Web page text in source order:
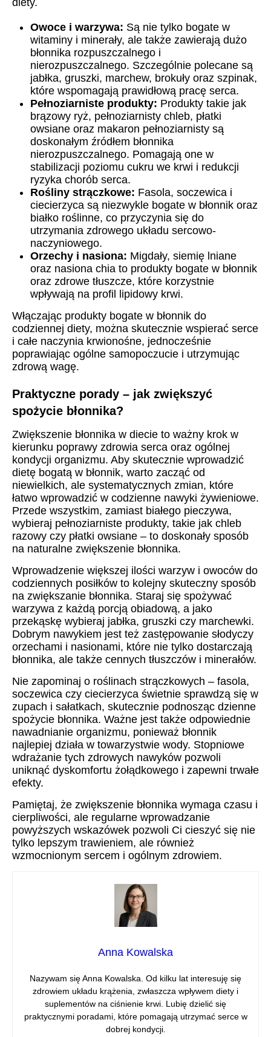
diety.
Owoce i warzywa: Są nie tylko bogate w
witaminy i minerały, ale także zawierają dużo
błonnika rozpuszczalnego i
nierozpuszczalnego. Szczególnie polecane są
jabłka, gruszki, marchew, brokuły oraz szpinak,
które wspomagają prawidłową pracę serca.
Pełnoziarniste produkty: Produkty takie jak
brązowy ryż, pełnoziarnisty chleb, płatki
owsiane oraz makaron pełnoziarnisty są
doskonałym źródłem błonnika
nierozpuszczalnego. Pomagają one w
stabilizacji poziomu cukru we krwi i redukcji
ryzyka chorób serca.
Rośliny strączkowe: Fasola, soczewica i
ciecierzyca są niezwykle bogate w błonnik oraz
białko roślinne, co przyczynia się do
utrzymania zdrowego układu sercowo-
naczyniowego.
Orzechy i nasiona: Migdały, siemię lniane
oraz nasiona chia to produkty bogate w błonnik
oraz zdrowe tłuszcze, które korzystnie
wpływają na profil lipidowy krwi.
Włączając produkty bogate w błonnik do
codziennej diety, można skutecznie wspierać serce
i całe naczynia krwionośne, jednocześnie
poprawiając ogólne samopoczucie i utrzymując
zdrową wagę.
Praktyczne porady – jak zwiększyć
spożycie błonnika?
Zwiększenie błonnika w diecie to ważny krok w
kierunku poprawy zdrowia serca oraz ogólnej
kondycji organizmu. Aby skutecznie wprowadzić
dietę bogatą w błonnik, warto zacząć od
niewielkich, ale systematycznych zmian, które
łatwo wprowadzić w codzienne nawyki żywieniowe.
Przede wszystkim, zamiast białego pieczywa,
wybieraj pełnoziarniste produkty, takie jak chleb
razowy czy płatki owsiane – to doskonały sposób
na naturalne zwiększenie błonnika.
Wprowadzenie większej ilości warzyw i owoców do
codziennych posiłków to kolejny skuteczny sposób
na zwiększanie błonnika. Staraj się spożywać
warzywa z każdą porcją obiadową, a jako
przekąskę wybieraj jabłka, gruszki czy marchewki.
Dobrym nawykiem jest też zastępowanie słodyczy
orzechami i nasionami, które nie tylko dostarczają
błonnika, ale także cennych tłuszczów i minerałów.
Nie zapominaj o roślinach strączkowych – fasola,
soczewica czy ciecierzyca świetnie sprawdzą się w
zupach i sałatkach, skutecznie podnosząc dzienne
spożycie błonnika. Ważne jest także odpowiednie
nawadnianie organizmu, ponieważ błonnik
najlepiej działa w towarzystwie wody. Stopniowe
wdrażanie tych zdrowych nawyków pozwoli
uniknąć dyskomfortu żołądkowego i zapewni trwałe
efekty.
Pamiętaj, że zwiększenie błonnika wymaga czasu i
cierpliwości, ale regularne wprowadzanie
powyższych wskazówek pozwoli Ci cieszyć się nie
tylko lepszym trawieniem, ale również
wzmocnionym sercem i ogólnym zdrowiem.
Anna Kowalska
Nazywam się Anna Kowalska. Od kilku lat interesuję się
zdrowiem układu krążenia, zwłaszcza wpływem diety i
suplementów na ciśnienie krwi. Lubię dzielić się
praktycznymi poradami, które pomagają utrzymać serce w
dobrej kondycji.